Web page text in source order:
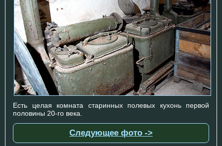
Есть целая комната старинных полевых кухонь первой
половины 20-го века.
Следующее фото ->